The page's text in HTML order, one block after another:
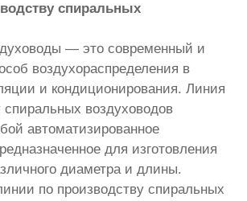
спиральных
— это современный и
воздухораспределения в
и кондиционирования. Линия
спиральных воздуховодов
автоматизированное
для изготовления
диаметра и длины.
по производству спиральных